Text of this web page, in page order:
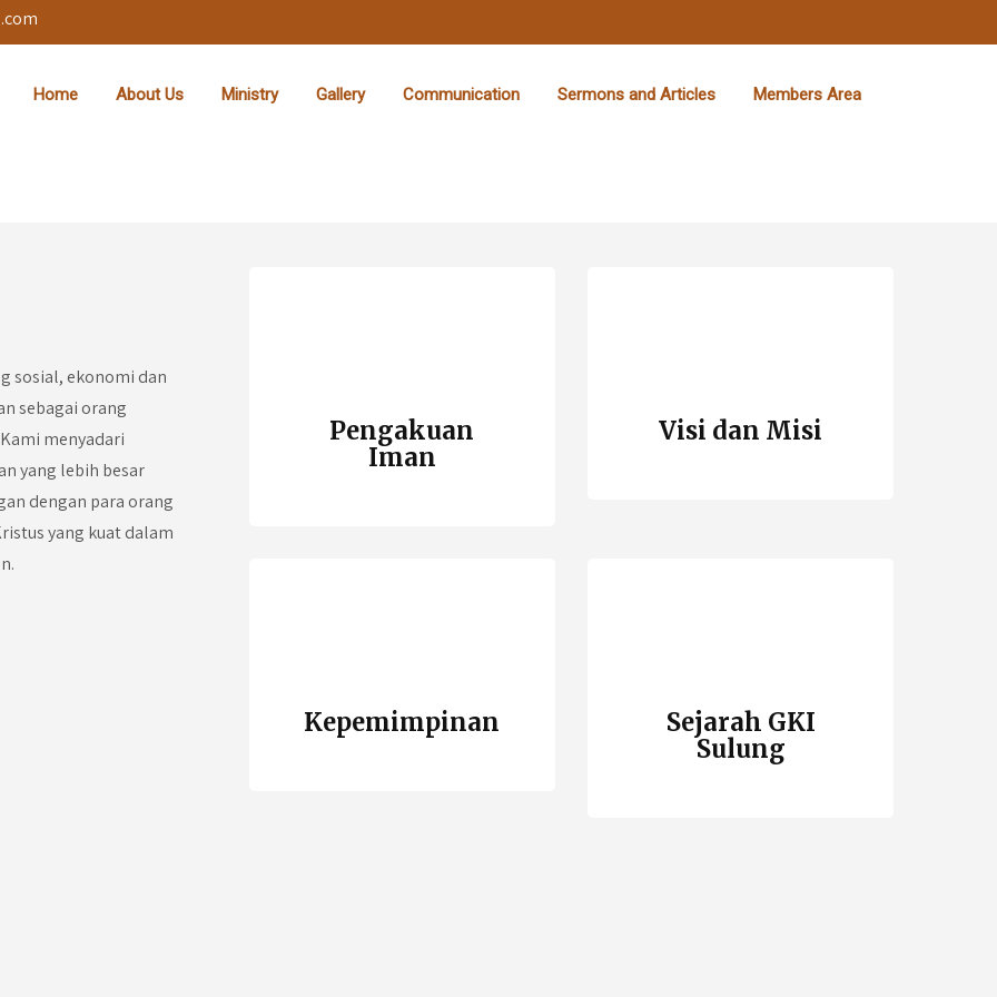
Home About Us Ministry Gallery Communication Sermons and Articles Members Area
sosial, ekonomi dan
sebagai orang
menyadari
yang lebih besar
dengan para orang
yang kuat dalam
Pengakuan
Iman
Visi dan Misi
Kepemimpinan
Sejarah GKI
Sulung